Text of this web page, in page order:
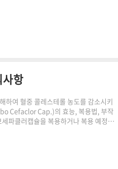
근거하여 객관적인 정보만을 기술하는
포주사의 형태졸라덱스데포주사는 백
투명, 하의 백색 불투명의 경질캡슐제
항
하여 혈중 콜레스테롤 농도를 감소시키
Cefaclor Cap.)의 효능, 복용법, 부작
파클러캡슐을 복용하거나 복용 예정인
사이트에 공시되어 있는 의약품 자료
의 흡수를 저해하여 혈중 콜레스테롤